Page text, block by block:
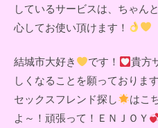
しているサービスは、ちゃん
心してお使い頂けます！
結城市大好き です！
貴方
しくなることを願っておりま
セックスフレンド探し
はこ
よ～！頑張って！ＥＮＪＯＹ